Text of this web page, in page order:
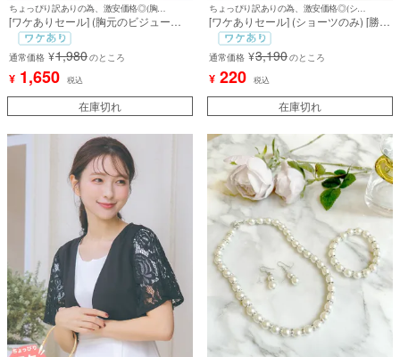
ちょっぴり訳ありの為、激安価格◎(胸元のビジューなし)
[ワケありセール] (胸元のビジューな
し) [勝負下着] ビジュー付きブラック
レース脇高ソフトワイヤーカップブラ
ジャー＆ショーツ2点セット
通常価格 ¥1,980のところ
¥ 1,650 税込
在庫切れ
[ワケありセール] (ショーツのみ) [勝負
下着] パイピングガーリーリボンショ
ーツ
通常価格 ¥3,190のところ
¥ 220 税込
在庫切れ